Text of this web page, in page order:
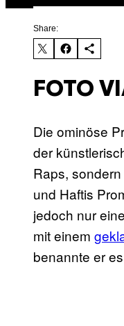
Share:
FOTO
Die ominöse
der
Raps,
und Haftis
jedoch nur
mit einem
benannte er